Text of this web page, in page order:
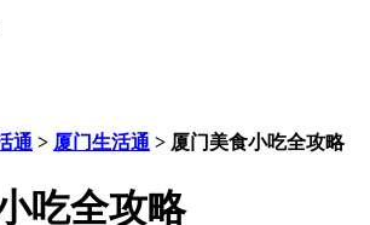
通 > 厦门生活通 > 厦门美食小吃全攻略
吃全攻略